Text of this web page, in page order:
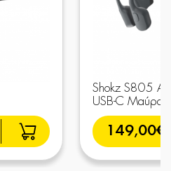
Shokz S805
USB-C Μαύρα
149,00€